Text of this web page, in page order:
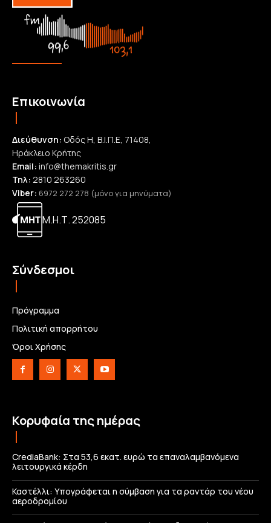
Επικοινωνία
Διεύθυνση: Οδός Η, Β.Ι.Π.Ε, 71408,
Ηράκλειο Κρήτης
Email: info@themakritis.gr
Τηλ: 2810 263260
Viber: 6972 272 278 (μόνο για μηνύματα)
Μ.Η.Τ. 252085
Σύνδεσμοι
Πρόγραμμα
Πολιτική απορρήτου
Όροι Χρήσης
Κορυφαία της ημέρας
CrediaBank: Στα 53,6 εκατ. ευρώ τα επαναλαμβανόμενα
λειτουργικά κέρδη
Καστέλλι: Υπογράφεται η σύμβαση για τα ραντάρ του νέου
αεροδρομίου